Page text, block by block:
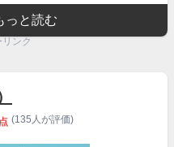
っと読む
ンク
点 (135人が評価)